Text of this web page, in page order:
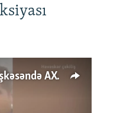
'Məni təpiklədilər ki...' - Daşkəsəndə AXCP fəalının yaxınları onun həbsinə etiraz edirlər